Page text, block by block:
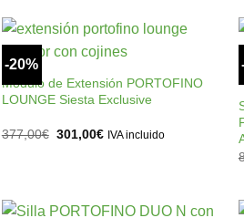
-20%
a la
+
Módulo de Extensión PORTOFINO
LOUNGE Siesta Exclusive
377,00€ El
301,00€ElIVA incluido